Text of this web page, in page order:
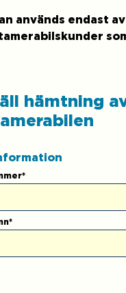
används endast
hämtning
*
*